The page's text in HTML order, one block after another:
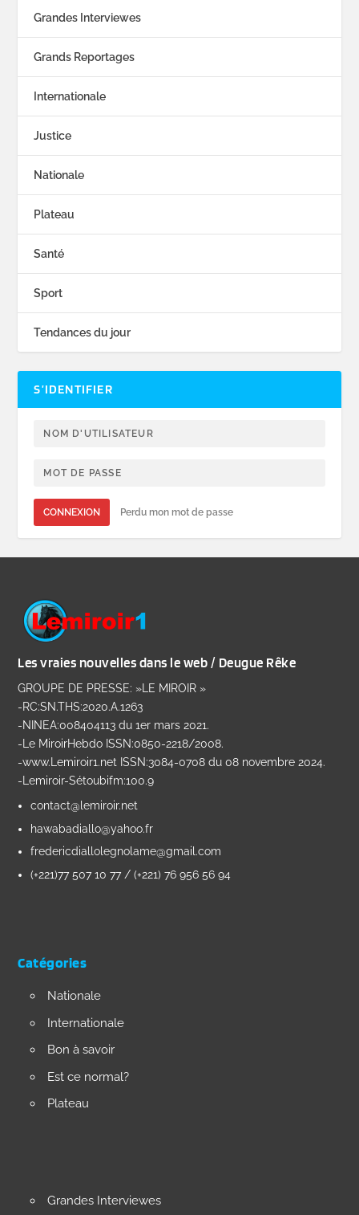
Grandes Interviewes
Grands Reportages
Internationale
Justice
Nationale
Plateau
Santé
Sport
Tendances du jour
S’IDENTIFIER
CONNEXION Perdu mon mot de passe
Les vraies nouvelles dans le web / Deugue Rêke
GROUPE DE PRESSE: »LE MIROIR »
-RC:SN.THS:2020.A.1263
-NINEA:008404113 du 1er mars 2021.
-Le MiroirHebdo ISSN:0850-2218/2008.
-www.Lemiroir1.net ISSN:3084-0708 du 08 novembre 2024.
-Lemiroir-Sétoubifm:100.9
contact@lemiroir.net
hawabadiallo@yahoo.fr
fredericdiallolegnolame@gmail.com
(+221)77 507 10 77 / (+221) 76 956 56 94
Catégories
Nationale
Internationale
Bon à savoir
Est ce normal?
Plateau
Grandes Interviewes